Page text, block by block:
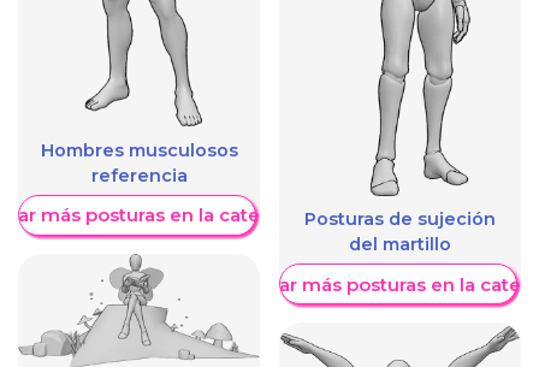
Hombres musculosos
referencia
más posturas en la categoríaPosturas de sujeción
del martillo
Mostrar más posturas en la